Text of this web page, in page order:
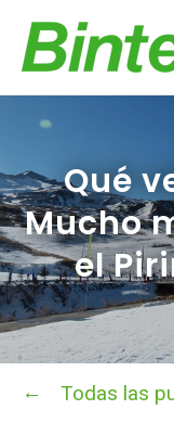
Qué
Mucho
el
Todas las